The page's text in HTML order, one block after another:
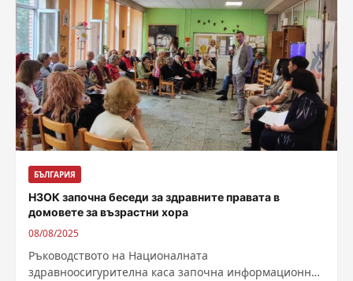
БЪЛГАРИЯ
НЗОК започна беседи за здравните правата в
домовете за възрастни хора
08/08/2025
Ръководството на Националната
здравноосигурителна каса започна информационни